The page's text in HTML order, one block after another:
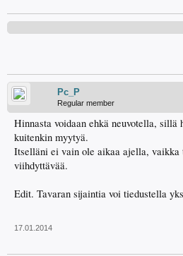
Pc_P
Regular member
Hinnasta voidaan ehkä neuvotella, sillä
kuitenkin myytyä.
Itselläni ei vain ole aikaa ajella,
viihdyttävää.
Edit. Tavaran sijaintia voi tiedustella
17.01.2014